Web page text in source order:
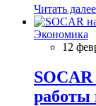
Читать далее
Экономика
12
работы